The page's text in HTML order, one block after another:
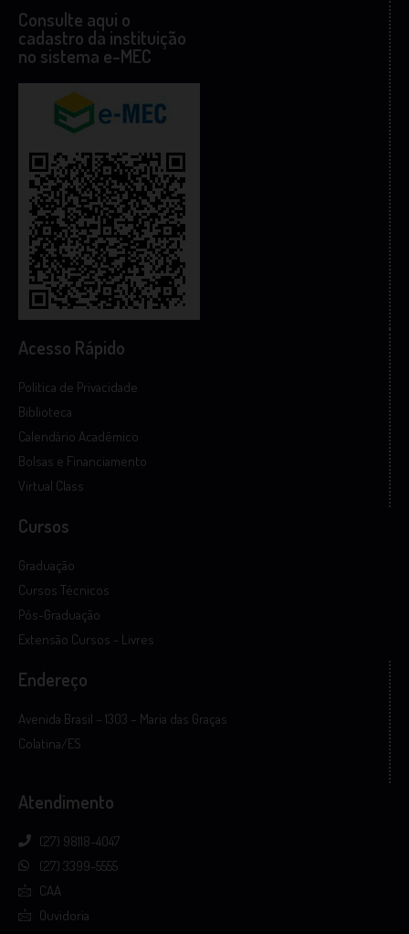
Consulte aqui o
cadastro da instituição
no sistema e-MEC
Acesso Rápido
Política de Privacidade
Biblioteca
Calendário Acadêmico
Bolsas e Financiamento
Virtual Class
Cursos
Graduação
Cursos Técnicos
Pós-Graduação
Extensão Cursos - Livres
Endereço
Avenida Brasil – 1303 – Maria das Graças
Colatina/ES
Atendimento
(27) 98118-4047
(27) 3399-5555
CAA
Ouvidoria